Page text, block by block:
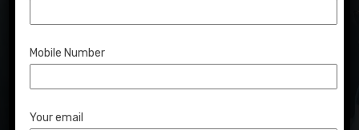
Archives:Portfolio
Home Portfolio Portfolio
Mobile Number
Your email